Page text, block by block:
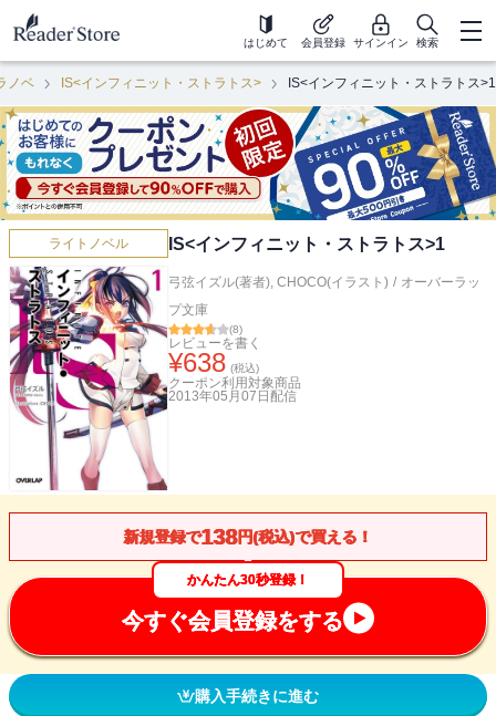
はじめて 会員登録 サインイン 検索
ノベ IS<インフィニット・ストラトス> IS<インフィニット・ストラトス>1
ライトノベル IS<インフィニット・ストラトス>1
弓弦イズル(著者), CHOCO(イラスト) / オーバーラッ
プ文庫
(8)
レビューを書く
¥638 (税込)
クーポン利用対象商品
2013年05月07日 配信
新規登録で138円(税込)で買える！
かんたん30秒登録！
今すぐ会員登録をする
購入手続きに進む